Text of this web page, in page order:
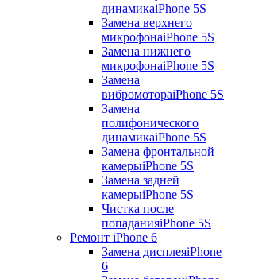
динамикаiPhone 5S
Замена верхнего
микрофонаiPhone 5S
Замена нижнего
микрофонаiPhone 5S
Замена
вибромотораiPhone 5S
Замена
полифонического
динамикаiPhone 5S
Замена фронтальной
камерыiPhone 5S
Замена задней
камерыiPhone 5S
Чистка после
попаданияiPhone 5S
Ремонт iPhone 6
Замена дисплеяiPhone
6